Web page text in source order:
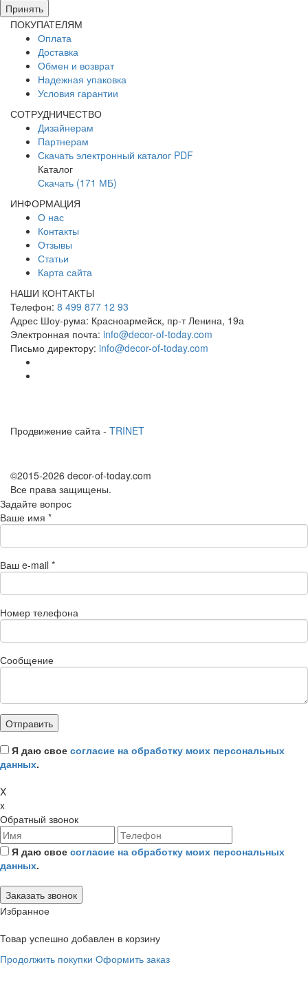
Принять
ПОКУПАТЕЛЯМ
Оплата
Доставка
Обмен и возврат
Надежная упаковка
Условия гарантии
СОТРУДНИЧЕСТВО
Дизайнерам
Партнерам
Скачать электронный каталог PDF
Каталог
Скачать (171 МБ)
ИНФОРМАЦИЯ
О нас
Контакты
Отзывы
Статьи
Карта сайта
НАШИ КОНТАКТЫ
Телефон: 8 499 877 12 93
Адрес Шоу-рума: Красноармейск, пр-т Ленина, 19а
Электронная почта: info@decor-of-today.com
Письмо директору: info@decor-of-today.com
Продвижение сайта - TRINET
©2015-2026 decor-of-today.com
Все права защищены.
Задайте вопрос
Ваше имя *
Ваш e-mail *
Номер телефона
Сообщение
Я даю свое согласие на обработку моих персональных
данных.
X
x
Обратный звонок
Я даю свое согласие на обработку моих персональных
данных.
Избранное
Товар успешно добавлен в корзину
Продолжить покупки Оформить заказ